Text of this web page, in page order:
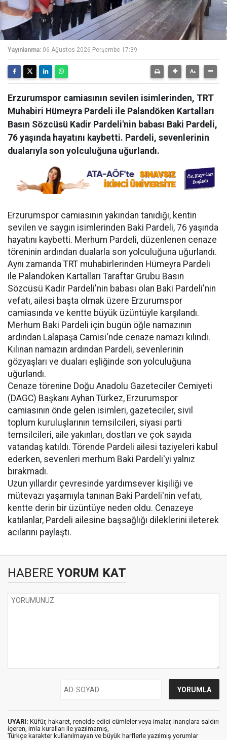
Yayınlanma: 06 Ağustos 2026 Perşembe 17:39
Erzurumspor camiasının sevilen isimlerinden, TRT
Muhabiri Hümeyra Pardeli ile Palandöken Kartalları
Basın Sözcüsü Kadir Pardeli'nin babası Baki Pardeli,
76 yaşında hayatını kaybetti. Pardeli, sevenlerinin
dualarıyla son yolculuğuna uğurlandı.
Erzurumspor camiasının yakından tanıdığı, kentin
sevilen ve saygın isimlerinden Baki Pardeli, 76 yaşında
hayatını kaybetti. Merhum Pardeli, düzenlenen cenaze
töreninin ardından dualarla son yolculuğuna uğurlandı.
Aynı zamanda TRT muhabirlerinden Hümeyra Pardeli
ile Palandöken Kartalları Taraftar Grubu Basın
Sözcüsü Kadir Pardeli'nin babası olan Baki Pardeli'nin
vefatı, ailesi başta olmak üzere Erzurumspor
camiasında ve kentte büyük üzüntüyle karşılandı.
Merhum Baki Pardeli için bugün öğle namazının
ardından Lalapaşa Camisi'nde cenaze namazı kılındı.
Kılınan namazın ardından Pardeli, sevenlerinin
gözyaşları ve duaları eşliğinde son yolculuğuna
uğurlandı.
Cenaze törenine Doğu Anadolu Gazeteciler Cemiyeti
(DAGC) Başkanı Ayhan Türkez, Erzurumspor
camiasının önde gelen isimleri, gazeteciler, sivil
toplum kuruluşlarının temsilcileri, siyasi parti
temsilcileri, aile yakınları, dostları ve çok sayıda
vatandaş katıldı. Törende Pardeli ailesi taziyeleri kabul
ederken, sevenleri merhum Baki Pardeli'yi yalnız
bırakmadı.
Uzun yıllardır çevresinde yardımsever kişiliği ve
mütevazı yaşamıyla tanınan Baki Pardeli'nin vefatı,
kentte derin bir üzüntüye neden oldu. Cenazeye
katılanlar, Pardeli ailesine başsağlığı dileklerini ileterek
acılarını paylaştı.
HABERE YORUM KAT
UYARI: Küfür, hakaret, rencide edici cümleler veya imalar, inançlara saldırı
içeren, imla kuralları ile yazılmamış,
Türkçe karakter kullanılmayan ve büyük harflerle yazılmış yorumlar